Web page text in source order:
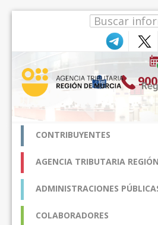
CONTRIBUYENTES
AGENCIA TRIBUTARIA
ADMINISTRACIONES
COLABORADORES